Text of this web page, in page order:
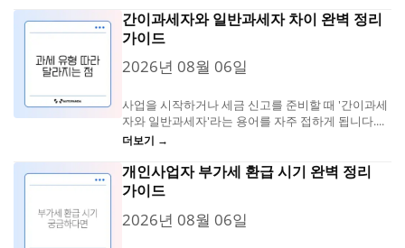
간이과세자와 일반과세자 차이 완벽 정리
가이드
2026년 08월 06일
사업을 시작하거나 세금 신고를 준비할 때 '간이과세
자와 일반과세자'라는 용어를 자주 접하게 됩니다....
더보기 →
개인사업자 부가세 환급 시기 완벽 정리
가이드
2026년 08월 06일